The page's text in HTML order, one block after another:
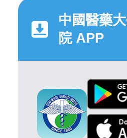
中國醫藥
院 APP